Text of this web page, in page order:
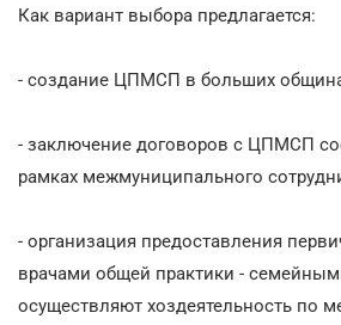
Как вариант выбора предлагается:
- создание ЦПМСП в больших
- заключение договоров с ЦПМСП
рамках межмуниципального
- организация предоставления
врачами общей практики -
осуществляют хоздеятельность по